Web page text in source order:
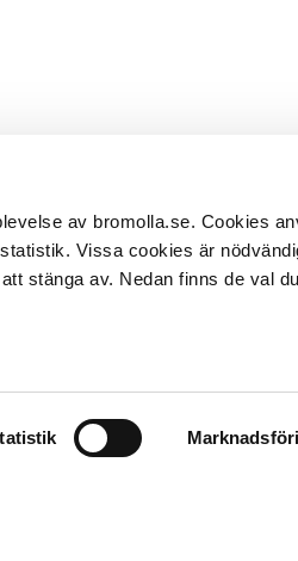
av bromolla.se. Cookies
Vissa cookies är
stänga av. Nedan finns de val